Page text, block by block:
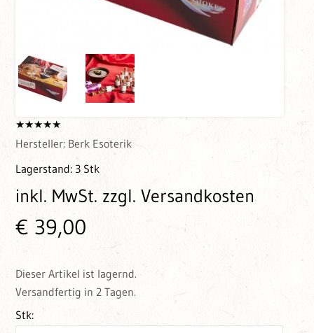
Hersteller: Berk Esoterik
Lagerstand: 3 Stk
inkl. MwSt. zzgl. Versandkosten
€ 39,00
Dieser Artikel ist lagernd.
Versandfertig in 2 Tagen.
Stk: